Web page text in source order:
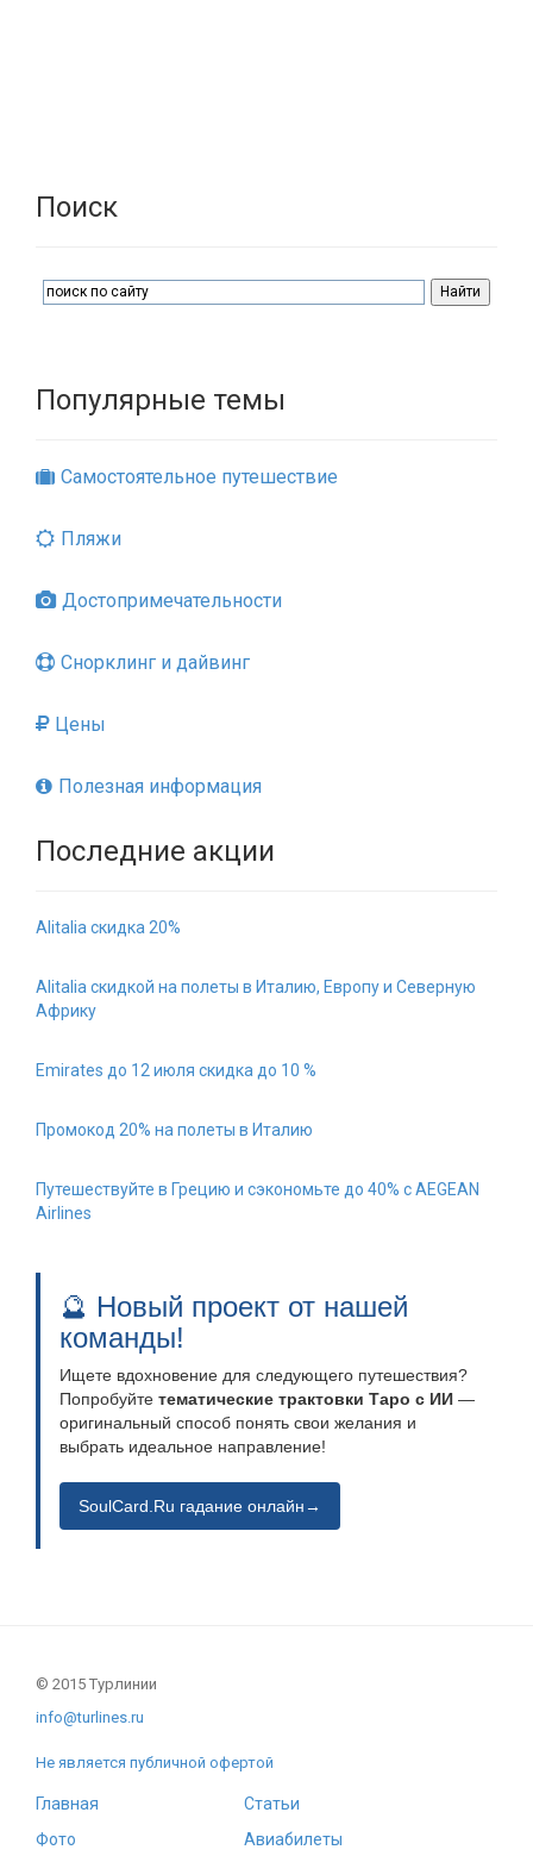
Поиск
Популярные темы
Самостоятельное путешествие
Пляжи
Достопримечательности
Снорклинг и дайвинг
Цены
Полезная информация
Последние акции
Alitalia скидка 20%
Alitalia скидкой на полеты в Италию, Европу и Северную
Африку
Emirates до 12 июля скидка до 10 %
Промокод 20% на полеты в Италию
Путешествуйте в Грецию и сэкономьте до 40% с AEGEAN
Airlines
🔮 Новый проект от нашей
команды!
Ищете вдохновение для следующего путешествия?
Попробуйте тематические трактовки Таро с ИИ —
оригинальный способ понять свои желания и
выбрать идеальное направление!
SoulCard.Ru гадание онлайн→
© 2015 Турлинии
info@turlines.ru
Не является публичной офертой
Главная
Статьи
Фото
Авиабилеты